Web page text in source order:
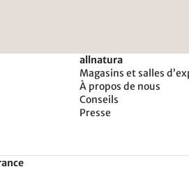
allnatura
Magasins et salles
À propos de nous
Conseils
Presse